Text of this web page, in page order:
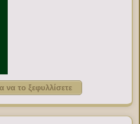
να το ξεφυλλίσετε